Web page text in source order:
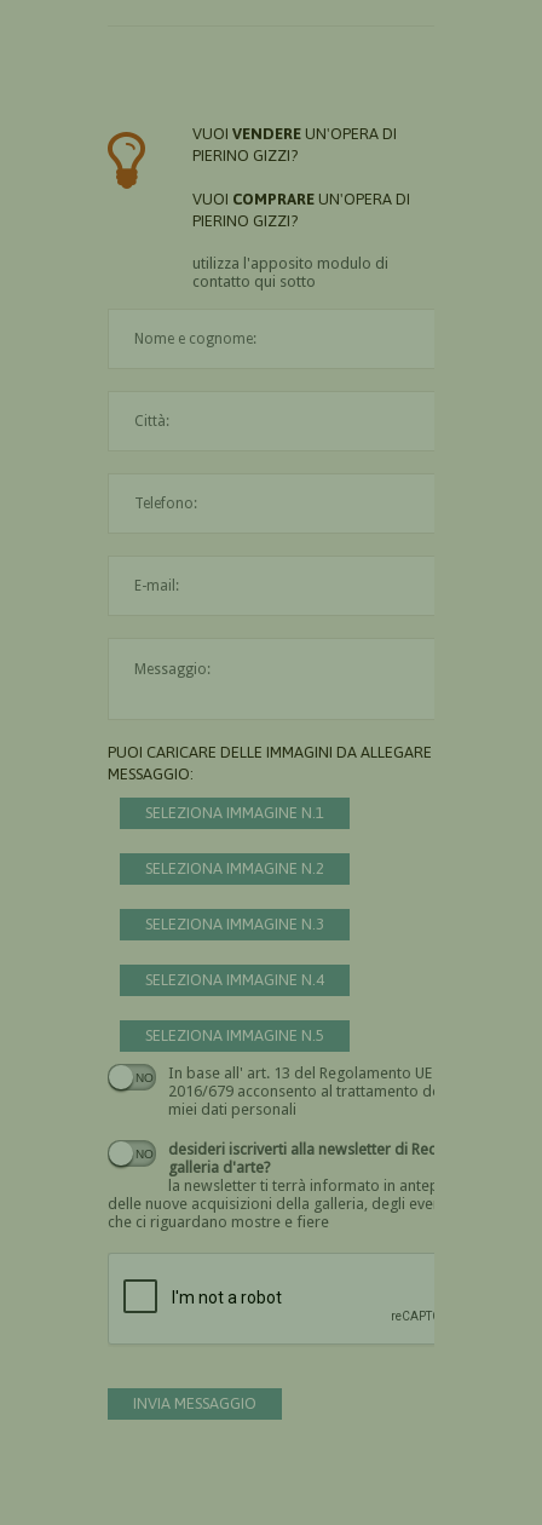
VUOI VENDERE UN'OPERA DI
PIERINO GIZZI?
VUOI COMPRARE UN'OPERA DI
PIERINO GIZZI?
utilizza l'apposito modulo di
contatto qui sotto
PUOI CARICARE DELLE IMMAGINI DA ALLEGARE AL
MESSAGGIO:
SELEZIONA IMMAGINE N.1
SELEZIONA IMMAGINE N.2
SELEZIONA IMMAGINE N.3
SELEZIONA IMMAGINE N.4
SELEZIONA IMMAGINE N.5
In base all' art. 13 del Regolamento UE n.
2016/679 acconsento al trattamento dei
miei dati personali
Devi dare il consenso
desideri iscriverti alla newsletter di Recta
galleria d'arte?
la newsletter ti terrà informato in anteprima
delle nuove acquisizioni della galleria, degli eventi
che ci riguardano mostre e fiere
INVIA MESSAGGIO